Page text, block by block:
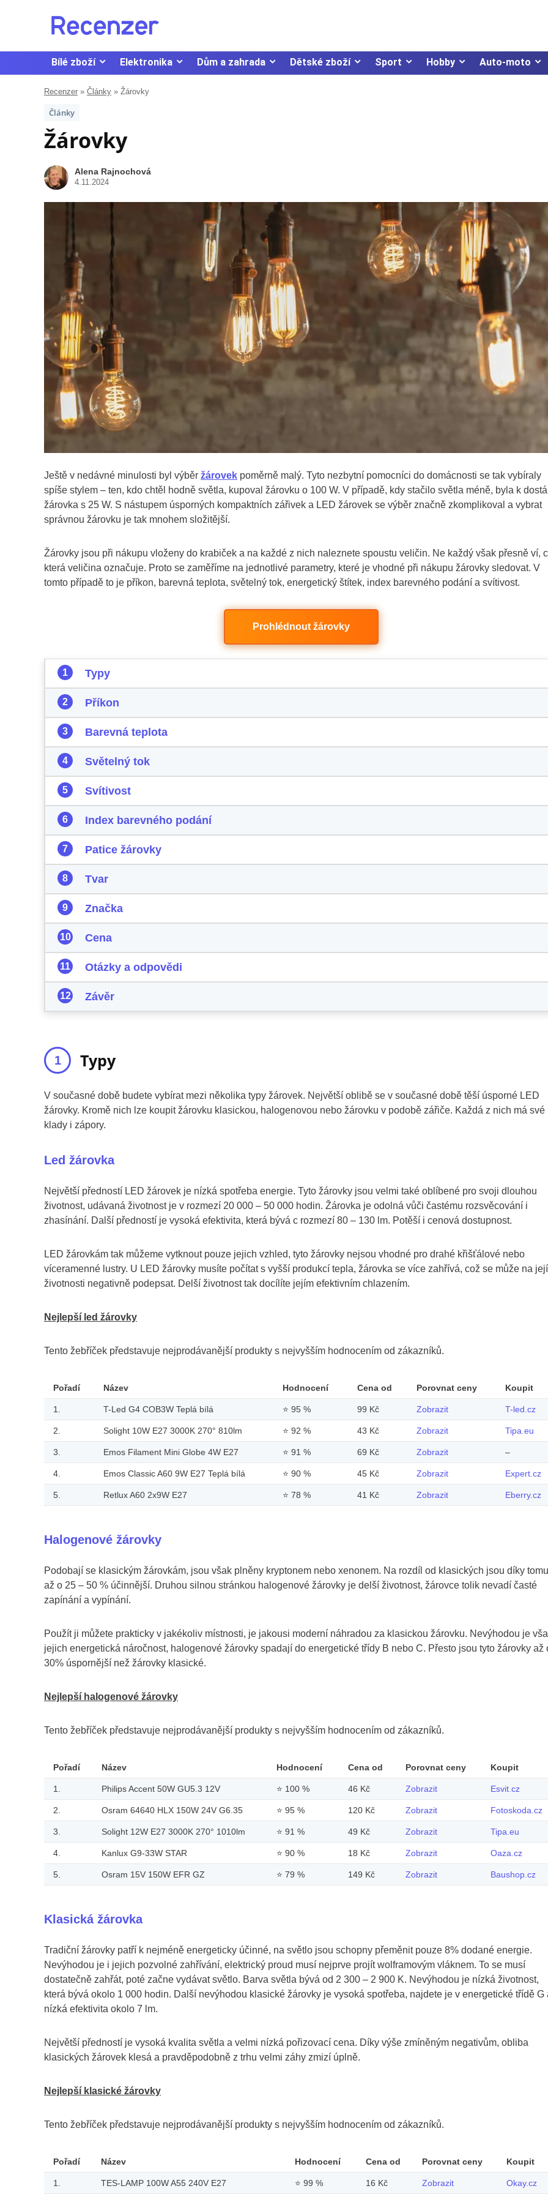
Bílé zboží Elektronika Dům a zahrada Dětské zboží Sport Hobby Auto-moto
Recenzer » Články » Žárovky
Články
Žárovky
Alena Rajnochová
4.11.2024
Ještě v nedávné minulosti byl výběr žárovek poměrně malý. Tyto nezbytní pomocníci do domácnosti se tak vybíraly
spíše stylem – ten, kdo chtěl hodně světla, kupoval žárovku o 100 W. V případě, kdy stačilo světla méně, byla k
žárovka s 25 W. S nástupem úsporných kompaktních zářivek a LED žárovek se výběr značně zkomplikoval a vybrat
správnou žárovku je tak mnohem složitější.
Žárovky jsou při nákupu vloženy do krabiček a na každé z nich naleznete spoustu veličin. Ne každý však přesně ví,
která veličina označuje. Proto se zaměříme na jednotlivé parametry, které je vhodné při nákupu žárovky sledovat. V
tomto případě to je příkon, barevná teplota, světelný tok, energetický štítek, index barevného podání a svítivost.
Prohlédnout žárovky
Typy
Příkon
Barevná teplota
Světelný tok
Svítivost
Index barevného podání
Patice žárovky
Tvar
Značka
Cena
Otázky a odpovědi
Závěr
Typy
V současné době budete vybírat mezi několika typy žárovek. Největší oblibě se v současné době těší úsporné LED
žárovky. Kromě nich lze koupit žárovku klasickou, halogenovou nebo žárovku v podobě zářiče. Každá z nich má své
klady i zápory.
Led žárovka
Největší předností LED žárovek je nízká spotřeba energie. Tyto žárovky jsou velmi také oblíbené pro svoji dlouhou
životnost, udávaná životnost je v rozmezí 20 000 – 50 000 hodin. Žárovka je odolná vůči častému rozsvěcování i
zhasínání. Další předností je vysoká efektivita, která bývá c rozmezí 80 – 130 lm. Potěší i cenová dostupnost.
LED žárovkám tak můžeme vytknout pouze jejich vzhled, tyto žárovky nejsou vhodné pro drahé křišťálové nebo
víceramenné lustry. U LED žárovky musíte počítat s vyšší produkcí tepla, žárovka se více zahřívá, což se může na její
životnosti negativně podepsat. Delší životnost tak docílíte jejím efektivním chlazením.
Nejlepší led žárovky
Tento žebříček představuje nejprodávanější produkty s nejvyšším hodnocením od zákazníků.
Pořadí Název Hodnocení Cena od Porovnat ceny Koupit
1. T-Led G4 COB3W Teplá bílá ⭐ 95 % 99 Kč Zobrazit T-led.cz
2. Solight 10W E27 3000K 270° 810lm ⭐ 92 % 43 Kč Zobrazit Tipa.eu
3. Emos Filament Mini Globe 4W E27 ⭐ 91 % 69 Kč Zobrazit –
4. Emos Classic A60 9W E27 Teplá bílá ⭐ 90 % 45 Kč Zobrazit Expert.cz
5. Retlux A60 2x9W E27 ⭐ 78 % 41 Kč Zobrazit Eberry.cz
Halogenové žárovky
Podobají se klasickým žárovkám, jsou však plněny kryptonem nebo xenonem. Na rozdíl od klasických jsou díky tomu
až o 25 – 50 % účinnější. Druhou silnou stránkou halogenové žárovky je delší životnost, žárovce tolik nevadí časté
zapínání a vypínání.
Použít ji můžete prakticky v jakékoliv místnosti, je jakousi moderní náhradou za klasickou žárovku. Nevýhodou je
jejich energetická náročnost, halogenové žárovky spadají do energetické třídy B nebo C. Přesto jsou tyto žárovky až
30% úspornější než žárovky klasické.
Nejlepší halogenové žárovky
Tento žebříček představuje nejprodávanější produkty s nejvyšším hodnocením od zákazníků.
Pořadí Název Hodnocení Cena od Porovnat ceny Koupit
1. Philips Accent 50W GU5.3 12V ⭐ 100 % 46 Kč Zobrazit Esvit.cz
2. Osram 64640 HLX 150W 24V G6.35 ⭐ 95 % 120 Kč Zobrazit Fotoskoda.cz
3. Solight 12W E27 3000K 270° 1010lm ⭐ 91 % 49 Kč Zobrazit Tipa.eu
4. Kanlux G9-33W STAR ⭐ 90 % 18 Kč Zobrazit Oaza.cz
5. Osram 15V 150W EFR GZ ⭐ 79 % 149 Kč Zobrazit Baushop.cz
Klasická žárovka
Tradiční žárovky patří k nejméně energeticky účinné, na světlo jsou schopny přeměnit pouze 8% dodané energie.
Nevýhodou je i jejich pozvolné zahřívání, elektrický proud musí nejprve projít wolframovým vláknem. To se musí
dostatečně zahřát, poté začne vydávat světlo. Barva světla bývá od 2 300 – 2 900 K. Nevýhodou je nízká životnost,
která bývá okolo 1 000 hodin. Další nevýhodou klasické žárovky je vysoká spotřeba, najdete je v energetické třídě G
nízká efektivita okolo 7 lm.
Největší předností je vysoká kvalita světla a velmi nízká pořizovací cena. Díky výše zmíněným negativům, obliba
klasických žárovek klesá a pravděpodobně z trhu velmi záhy zmizí úplně.
Nejlepší klasické žárovky
Tento žebříček představuje nejprodávanější produkty s nejvyšším hodnocením od zákazníků.
Pořadí Název Hodnocení Cena od Porovnat ceny Koupit
1. TES-LAMP 100W A55 240V E27 ⭐ 99 % 16 Kč Zobrazit Okay.cz